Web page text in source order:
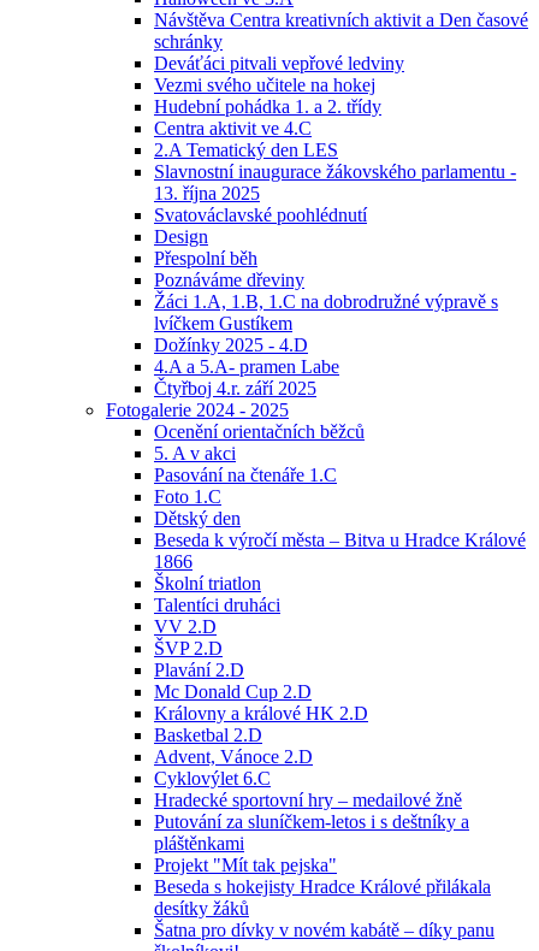
Návštěva Centra kreativních aktivit a Den časové
schránky
Deváťáci pitvali vepřové ledviny
Vezmi svého učitele na hokej
Hudební pohádka 1. a 2. třídy
Centra aktivit ve 4.C
2.A Tematický den LES
Slavnostní inaugurace žákovského parlamentu -
13. října 2025
Svatováclavské poohlédnutí
Design
Přespolní běh
Poznáváme dřeviny
Žáci 1.A, 1.B, 1.C na dobrodružné výpravě s
lvíčkem Gustíkem
Dožínky 2025 - 4.D
4.A a 5.A- pramen Labe
Čtyřboj 4.r. září 2025
Fotogalerie 2024 - 2025
Ocenění orientačních běžců
5. A v akci
Pasování na čtenáře 1.C
Foto 1.C
Dětský den
Beseda k výročí města – Bitva u Hradce Králové
1866
Školní triatlon
Talentíci druháci
VV 2.D
ŠVP 2.D
Plavání 2.D
Mc Donald Cup 2.D
Královny a králové HK 2.D
Basketbal 2.D
Advent, Vánoce 2.D
Cyklovýlet 6.C
Hradecké sportovní hry – medailové žně
Putování za sluníčkem-letos i s deštníky a
pláštěnkami
Projekt "Mít tak pejska"
Beseda s hokejisty Hradce Králové přilákala
desítky žáků
Šatna pro dívky v novém kabátě – díky panu